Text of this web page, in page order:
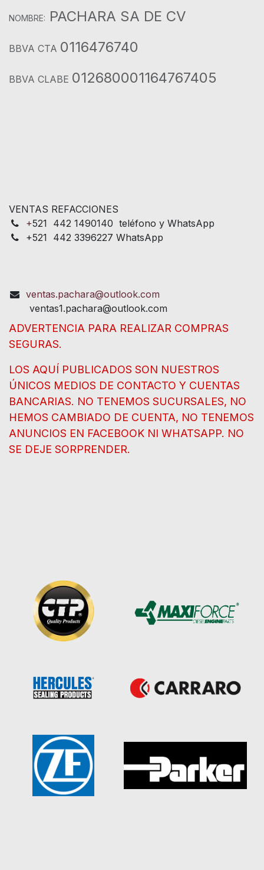
NOMBRE: PACHARA SA DE CV
BBVA CTA 0116476740
BBVA CLABE 012680001164767405
VENTAS REFACCIONES
+521 442 1490140 teléfono y WhatsApp
+521 442 3396227 WhatsApp
ventas.pachara@outlook.com
ventas1.pachara@outlook.com
ADVERTENCIA PARA REALIZAR COMPRAS
SEGURAS.
LOS AQUÍ PUBLICADOS SON NUESTROS
ÚNICOS MEDIOS DE CONTACTO Y CUENTAS
BANCARIAS. NO TENEMOS SUCURSALES, NO
HEMOS CAMBIADO DE CUENTA, NO TENEMOS
ANUNCIOS EN FACEBOOK NI WHATSAPP. NO
SE DEJE SORPRENDER.